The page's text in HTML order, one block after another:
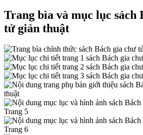
Trang bìa và mục lục sách
tử giản thuật